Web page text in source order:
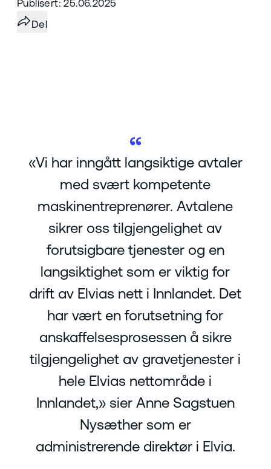
Publisert: 25.06.2025
Del
«Vi har inngått langsiktige avtaler
med svært kompetente
maskinentreprenører. Avtalene
sikrer oss tilgjengelighet av
forutsigbare tjenester og en
langsiktighet som er viktig for
drift av Elvias nett i Innlandet. Det
har vært en forutsetning for
anskaffelsesprosessen å sikre
tilgjengelighet av gravetjenester i
hele Elvias nettområde i
Innlandet,» sier Anne Sagstuen
Nysæther som er
administrerende direktør i Elvia.